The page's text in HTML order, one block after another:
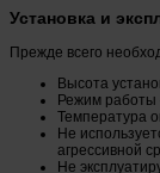
Установка и
Прежде всего
Высота
Режим
Температура
Не
агрессивной
Не